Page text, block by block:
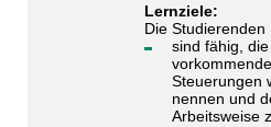
Lernziele:
Die Studierenden
sind fähig,
Steuerungen
nennen und
Arbeitsweise